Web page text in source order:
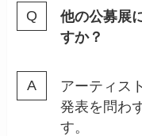
他の公募展
すか？
アーティス
発表を問わ
す。